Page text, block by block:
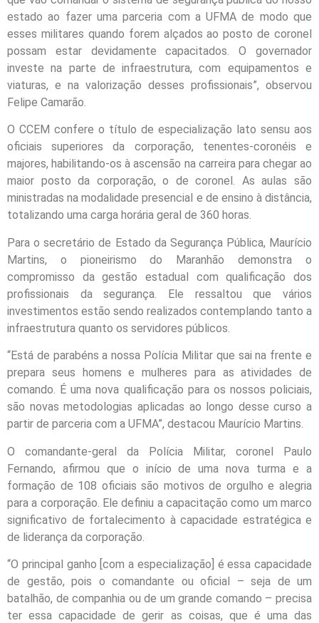
estado ao fazer uma parceria com a UFMA de modo que
esses militares quando forem alçados ao posto de coronel
possam estar devidamente capacitados. O governador
investe na parte de infraestrutura, com equipamentos e
viaturas, e na valorização desses profissionais”, observou
Felipe Camarão.
O CCEM confere o título de especialização lato sensu aos
oficiais superiores da corporação, tenentes-coronéis e
majores, habilitando-os à ascensão na carreira para chegar ao
maior posto da corporação, o de coronel. As aulas são
ministradas na modalidade presencial e de ensino à distância,
totalizando uma carga horária geral de 360 horas.
Para o secretário de Estado da Segurança Pública, Maurício
Martins, o pioneirismo do Maranhão demonstra o
compromisso da gestão estadual com qualificação dos
profissionais da segurança. Ele ressaltou que vários
investimentos estão sendo realizados contemplando tanto a
infraestrutura quanto os servidores públicos.
“Está de parabéns a nossa Polícia Militar que sai na frente e
prepara seus homens e mulheres para as atividades de
comando. É uma nova qualificação para os nossos policiais,
são novas metodologias aplicadas ao longo desse curso a
partir de parceria com a UFMA”, destacou Maurício Martins.
O comandante-geral da Polícia Militar, coronel Paulo
Fernando, afirmou que o início de uma nova turma e a
formação de 108 oficiais são motivos de orgulho e alegria
para a corporação. Ele definiu a capacitação como um marco
significativo de fortalecimento à capacidade estratégica e
de liderança da corporação.
“O principal ganho [com a especialização] é essa capacidade
de gestão, pois o comandante ou oficial – seja de um
batalhão, de companhia ou de um grande comando – precisa
ter essa capacidade de gerir as coisas, que é uma das